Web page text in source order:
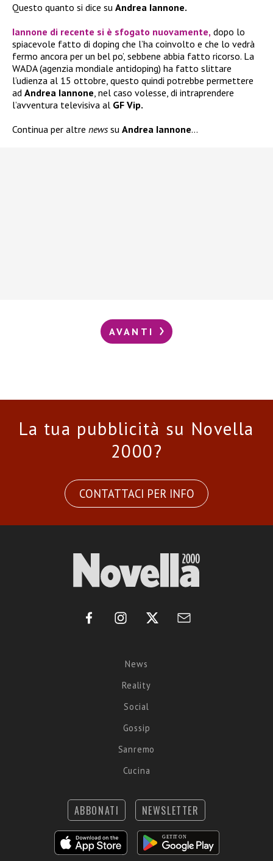
Questo quanto si dice su Andrea Iannone.
Iannone di recente si è sfogato nuovamente, dopo lo
spiacevole fatto di doping che l’ha coinvolto e che lo vedrà
fermo ancora per un bel po’, sebbene abbia fatto ricorso. La
WADA (agenzia mondiale antidoping) ha fatto slittare
l’udienza al 15 ottobre, questo quindi potrebbe permettere
ad Andrea Iannone , nel caso volesse, di intraprendere
l’avventura televisiva al GF Vip.
Continua per altre newssu Andrea Iannone…
AVANTI
La tua pubblicità su Novella
2000?
CONTATTACI PER INFO
News
Reality
Social
Gossip
Sanremo
Cucina
ABBONATI NEWSLETTER